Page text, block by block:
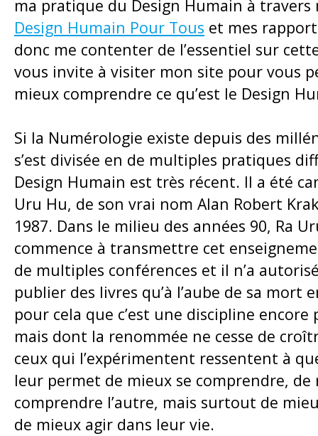
ma pratique du Design Humain à travers
Design Humain Pour Tous et mes
donc me contenter de l’essentiel sur
vous invite à visiter mon site pour vous
mieux comprendre ce qu’est le Design
Si la Numérologie existe depuis des
s’est divisée en de multiples pratiques
Design Humain est très récent. Il a été
Uru Hu, de son vrai nom Alan Robert
1987. Dans le milieu des années 90, Ra
commence à transmettre cet
de multiples conférences et il n’a
publier des livres qu’à l’aube de sa mort
pour cela que c’est une discipline encore
mais dont la renommée ne cesse de
ceux qui l’expérimentent ressentent à
leur permet de mieux se comprendre, de
comprendre l’autre, mais surtout de
de mieux agir dans leur vie.